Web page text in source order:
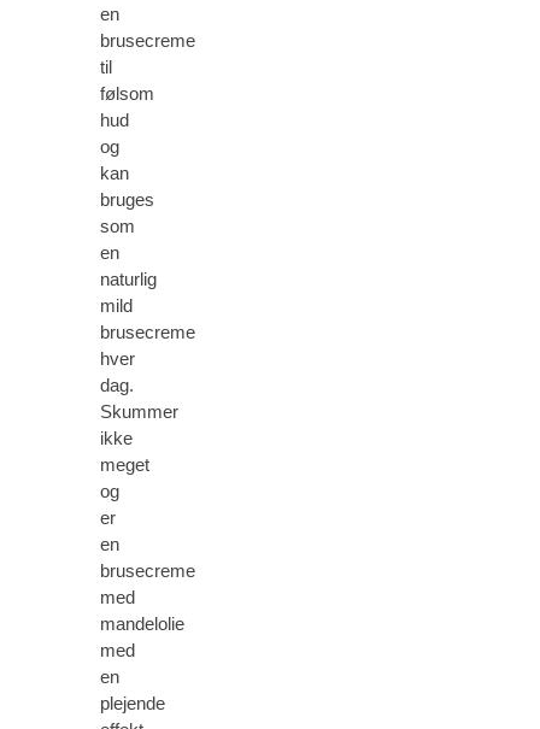
en
brusecreme
til
følsom
hud
og
kan
bruges
som
en
naturlig
mild
brusecreme
hver
dag.
Skummer
ikke
meget
og
er
en
brusecreme
med
mandelolie
med
en
plejende